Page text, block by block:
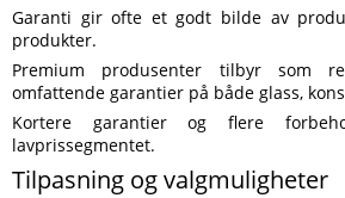
Garanti gir ofte et godt bilde av
produkter.
Premium produsenter tilbyr som
omfattende garantier på både glass,
Kortere garantier og flere
lavprissegmentet.
Tilpasning og valgmuligheter